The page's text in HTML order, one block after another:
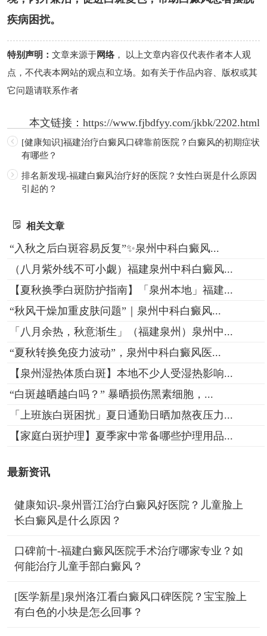
疾病困扰。
特别声明： 文章来源于网络， 以上文章内容仅代表作者本人观
点，不代表本网站的观点和立场。如有关于作品内容、版权或其
它问题请联系作者
本文链接：https://www.fjbdfyy.com/jkbk/2202.html
[健康知识]福建治疗白癜风口碑靠前医院？白癜风的初期症状
有哪些？
排名新发现-福建白癜风治疗好的医院？女性白斑是什么原因
引起的？
相关文章
“入秋之后白斑容易反复”✨泉州中科白癜风...
（八月紫外线不可小觑）福建泉州中科白癜风...
【夏秋换季白斑防护指南】「泉州本地」福建...
“秋风干燥加重皮肤问题”｜泉州中科白癜风...
「八月余热，秋意渐生」（福建泉州）泉州中...
“夏秋转换免疫力波动”，泉州中科白癜风医...
【泉州湿热体质白斑】本地不少人受湿热影响...
“白斑越晒越白吗？” 暴晒损伤黑素细胞，...
「上班族白斑困扰」夏日通勤日晒加熬夜压力...
【家庭白斑护理】夏季家中常备哪些护理用品...
最新资讯
健康知识-泉州晋江治疗白癜风好医院？儿童脸上
长白癜风是什么原因？
口碑前十-福建白癜风医院手术治疗哪家专业？如
何能治疗儿童手部白癜风？
[医学新星]泉州洛江看白癜风口碑医院？宝宝脸上
有白色的小块是怎么回事？